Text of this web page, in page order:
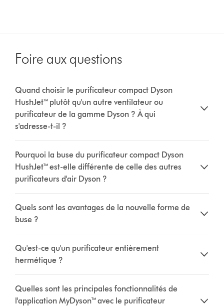
Foire aux questions
Quand choisir le purificateur compact Dyson
HushJet™ plutôt qu'un autre ventilateur ou
purificateur de la gamme Dyson ? À qui
s'adresse-t-il ?
Pourquoi la buse du purificateur compact Dyson
HushJet™ est-elle différente de celle des autres
purificateurs d'air Dyson ?
Quels sont les avantages de la nouvelle forme de
buse ?
Qu'est-ce qu'un purificateur entièrement
hermétique ?
Quelles sont les principales fonctionnalités de
l'application MyDyson™ avec le purificateur